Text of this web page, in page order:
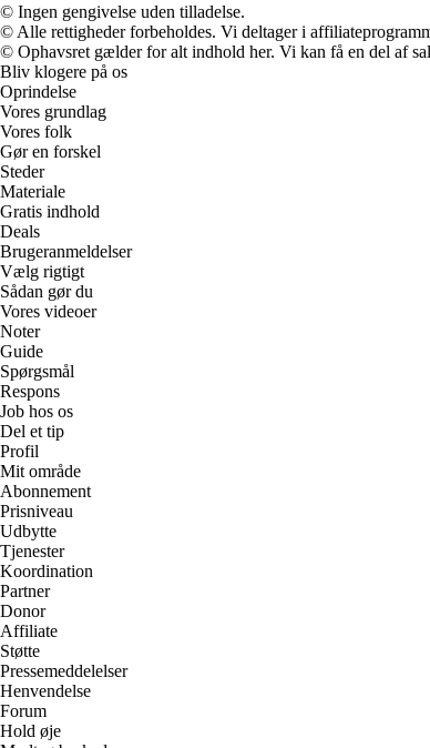
© Ingen gengivelse uden tilladelse.
© Alle rettigheder forbeholdes. Vi deltager i
© Ophavsret gælder for alt indhold her. Vi kan få en del af
Bliv klogere på os
Oprindelse
Vores grundlag
Vores folk
Gør en forskel
Steder
Materiale
Gratis indhold
Deals
Brugeranmeldelser
Vælg rigtigt
Sådan gør du
Vores videoer
Noter
Guide
Spørgsmål
Respons
Job hos os
Del et tip
Profil
Mit område
Abonnement
Prisniveau
Udbytte
Tjenester
Koordination
Partner
Donor
Affiliate
Støtte
Pressemeddelelser
Henvendelse
Forum
Hold øje